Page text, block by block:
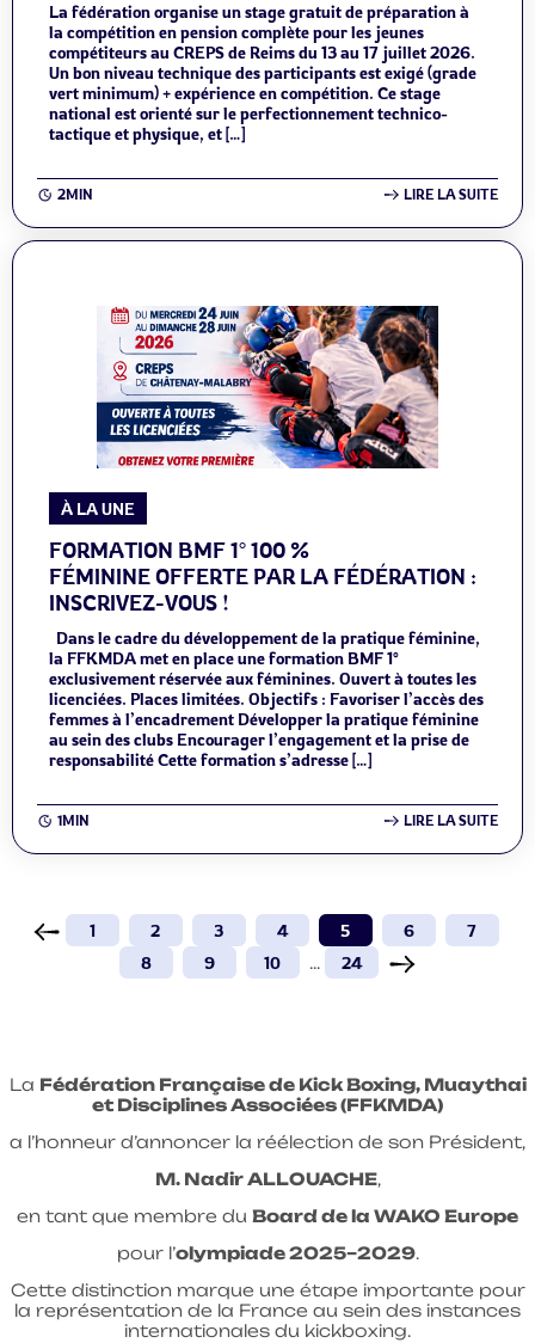
La fédération organise un stage gratuit de préparation à
la compétition en pension complète pour les jeunes
compétiteurs au CREPS de Reims du 13 au 17 juillet 2026.
Un bon niveau technique des participants est exigé (grade
vert minimum) + expérience en compétition. Ce stage
national est orienté sur le perfectionnement technico-
tactique et physique, et […]
2MIN LIRE LA SUITE
À LA UNE
FORMATION BMF 1° 100 %
FÉMININE OFFERTE PAR LA FÉDÉRATION :
INSCRIVEZ-VOUS !
Dans le cadre du développement de la pratique féminine,
la FFKMDA met en place une formation BMF 1°
exclusivement réservée aux féminines. Ouvert à toutes les
licenciées. Places limitées. Objectifs : Favoriser l’accès des
femmes à l’encadrement Développer la pratique féminine
au sein des clubs Encourager l’engagement et la prise de
responsabilité Cette formation s’adresse […]
1MIN LIRE LA SUITE
1 2 3 4 5 6
7
8
9 10 ... 24
La Fédération Française de Kick Boxing, Muaythai
et Disciplines Associées (FFKMDA)
a l’honneur d’annoncer la réélection de son Président,
M. Nadir ALLOUACHE,
en tant que membre du Board de la WAKO Europe
pour l’olympiade 2025–2029.
Cette distinction marque une étape importante pour
la représentation de la France au sein des instances
internationales du kickboxing.